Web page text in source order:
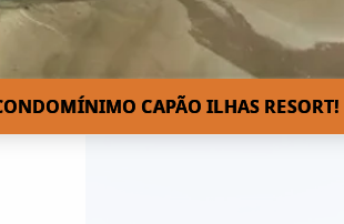
CAPÃO ILHAS RESORT!